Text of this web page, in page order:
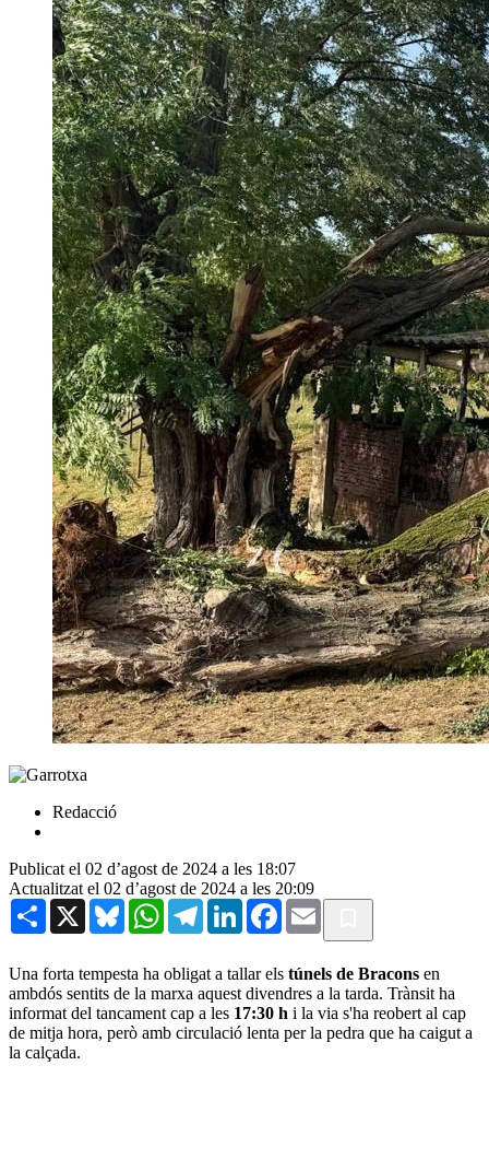
Redacció
Publicat el 02 d’agost de 2024 a les 18:07
Actualitzat el 02 d’agost de 2024 a les 20:09
Share X BlueskyWhatsAppTelegramLinkedInFacebook
Email
Una forta tempesta ha obligat a tallar els túnels de Bracons en
ambdós sentits de la marxa aquest divendres a la tarda. Trànsit ha
informat del tancament cap a les 17:30 h i la via s'ha reobert al cap
de mitja hora, però amb circulació lenta per la pedra que ha caigut a
la calçada.